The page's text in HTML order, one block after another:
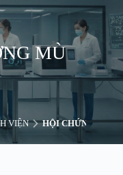
MÙ
VIỆN HỘI CHỨNG ”